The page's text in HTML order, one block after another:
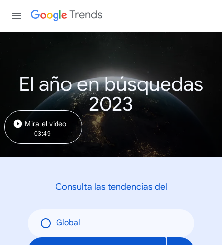
Trends
El año en búsquedas
2023
Mira el video
03:49
Consulta las tendencias del
Global